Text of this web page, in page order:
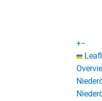
+−